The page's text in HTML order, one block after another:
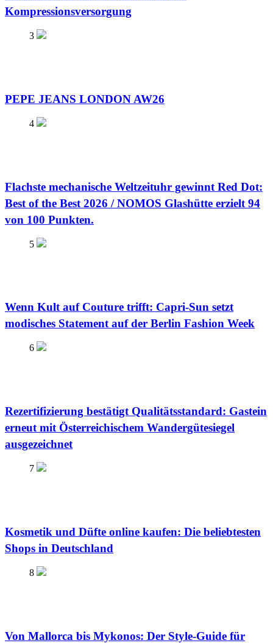
Kompressionsversorgung
3
PEPE JEANS LONDON AW26
4
Flachste mechanische Weltzeituhr gewinnt Red Dot:
Best of the Best 2026 / NOMOS Glashütte erzielt 94
von 100 Punkten.
5
Wenn Kult auf Couture trifft: Capri-Sun setzt
modisches Statement auf der Berlin Fashion Week
6
Rezertifizierung bestätigt Qualitätsstandard: Gastein
erneut mit Österreichischem Wandergütesiegel
ausgezeichnet
7
Kosmetik und Düfte online kaufen: Die beliebtesten
Shops in Deutschland
8
Von Mallorca bis Mykonos: Der Style-Guide für